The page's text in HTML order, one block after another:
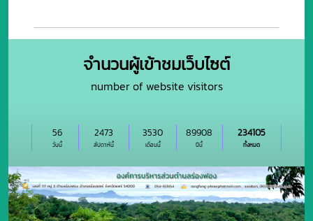
องค์การบริหารส่วน
ตำบลร่องฟอง
ตำแหน่ง ผู้ช่วยเจ้า
พนักงานจัดเก็บราย
ได้ จำนวน 1 อัตรา
เด็ก(สำหรับผู้มี
ทักษะ) จำนวน 1
จำนวนผู้เข้าชมเว็บไซต์
number of website visitors
วันนี้
56
สัปดาห์นี้
2473
เดือนนี้
3530
ปีนี้
89908
ทั้งหมด
234105